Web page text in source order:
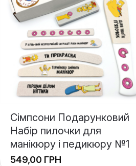
Сімпсони Подарунковий
Набір пилочки для
манікюру і педикюру №1
ГРН